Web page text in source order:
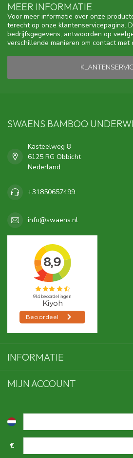
MEER INFORMATIE
Voor meer informatie over onze
terecht op onze klantenservicepagina.
bedrijfsgegevens, antwoorden op
verschillende manieren om contact met
SWAENS BAMBOO
Kasteelweg 8
6125 RG Obbicht
Nederland
+31850657499
info@swaens.nl
INFORMATIE
MIJN ACCOUNT
€